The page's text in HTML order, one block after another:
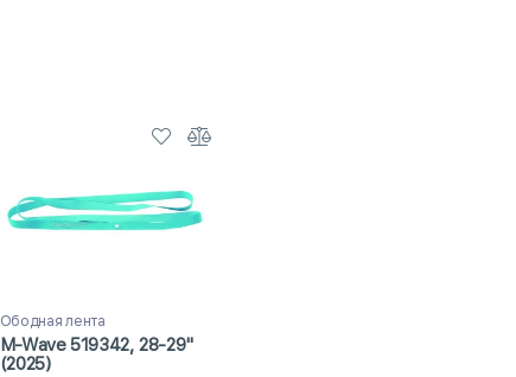
Ободная лента
M-Wave 519342, 28-29"
(2025)